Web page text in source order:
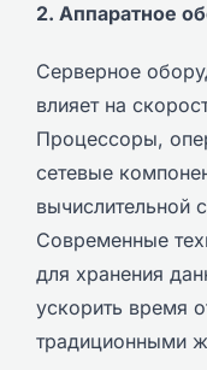
2. Аппаратное
Серверное
влияет на
Процессоры,
сетевые
вычислительной
Современные
для хранения
ускорить время
традиционными